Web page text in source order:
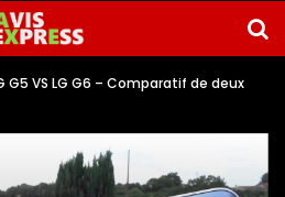
G5 VS LG G6 – Comparatif de deux